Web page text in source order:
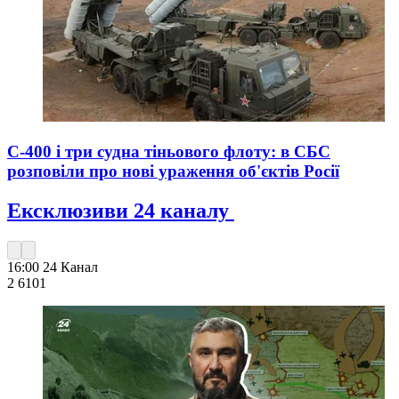
С-400 і три судна тіньового флоту: в СБС
розповіли про нові ураження об'єктів Росії
Ексклюзиви 24 каналу
16:00 24 Канал
2 6101